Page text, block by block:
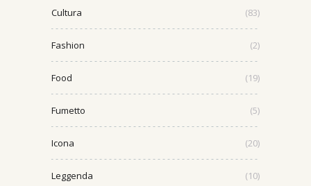
Cultura (83)
Fashion (2)
Food (19)
Fumetto (5)
Icona (20)
Leggenda (10)